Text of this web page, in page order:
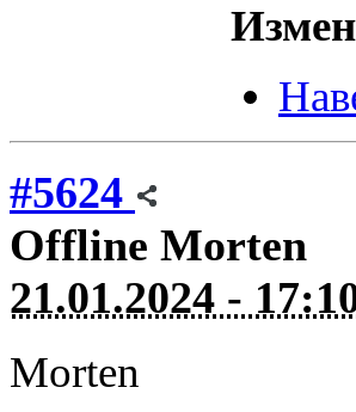
#5624
Offline Morten
21.01.2024 -
Morten